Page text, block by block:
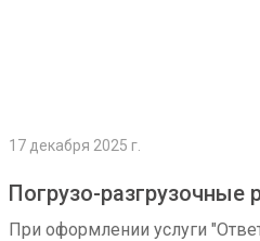
17 декабря 2025 г.
Погрузо-
При оформлении услуги